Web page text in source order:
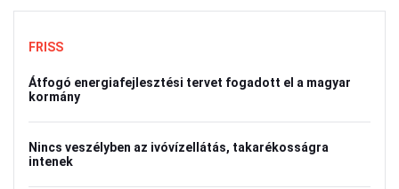
FRISS
Átfogó energiafejlesztési tervet fogadott el a magyar
kormány
Nincs veszélyben az ivóvízellátás, takarékosságra
intenek